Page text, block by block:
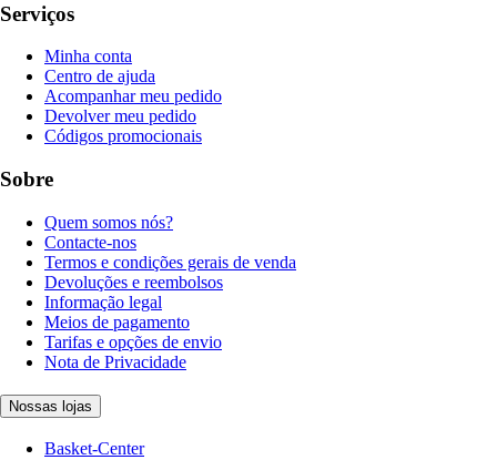
Serviços
Minha conta
Centro de ajuda
Acompanhar meu pedido
Devolver meu pedido
Códigos promocionais
Sobre
Quem somos nós?
Contacte-nos
Termos e condições gerais de venda
Devoluções e reembolsos
Informação legal
Meios de pagamento
Tarifas e opções de envio
Nota de Privacidade
Nossas lojas
Basket-Center